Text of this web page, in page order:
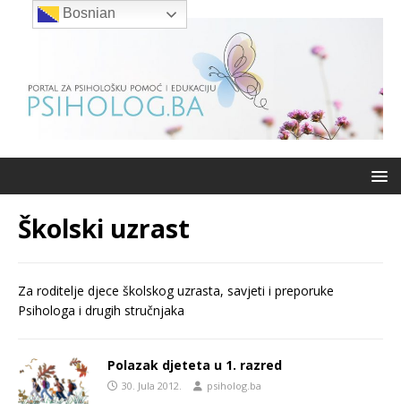
Školski uzrast
Za roditelje djece školskog uzrasta, savjeti i preporuke
Psihologa i drugih stručnjaka
Polazak djeteta u 1. razred
30. Jula 2012. psiholog.ba
Bosnian